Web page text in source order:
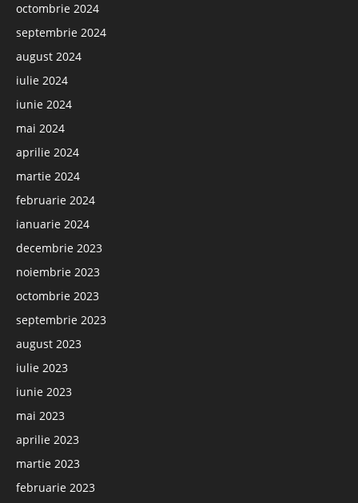
octombrie 2024
septembrie 2024
august 2024
iulie 2024
iunie 2024
mai 2024
aprilie 2024
martie 2024
februarie 2024
ianuarie 2024
decembrie 2023
noiembrie 2023
octombrie 2023
septembrie 2023
august 2023
iulie 2023
iunie 2023
mai 2023
aprilie 2023
martie 2023
februarie 2023